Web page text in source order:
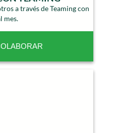
a través de Teaming con
mes.